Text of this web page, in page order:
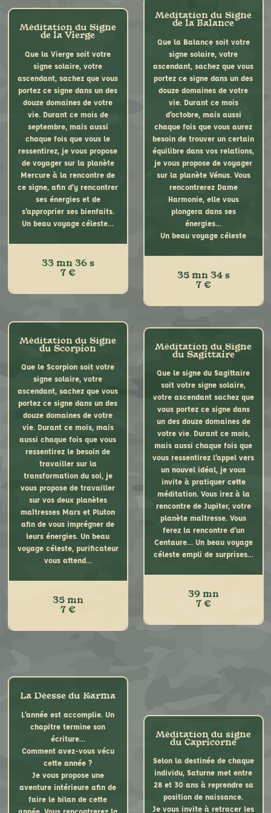
d’une quinzaine de pages
totalement personnalisé
mettant en lumière ses
qualités, ses faiblesses et
défis à relever.
Temps de la consultation :
1 h 30 (cabinet ou par
téléphone).
faiblesses, nos atouts ?
L’analyse permettra de
mettre en avant le conflit,
puis de transcender l’état de
crise afin que chacun puisse
avancer, et rayonner sa
propre lumière au sein du
couple.
Une étude du thème de
chacun sera établie puis un
fondu des deux thèmes.
Temps de la consultation :
2 heures.
THEME NUMEROLOGIQUE
Méditation du Signe
de la Vierge
Que la Vierge soit votre
signe solaire, votre
ascendant, sachez que vous
portez ce signe dans un des
douze domaines de votre
vie. Durant ce mois de
septembre, mais aussi
chaque fois que vous le
ressentirez, je vous propose
de voyager sur la planète
Mercure à la rencontre de
ce signe, afin d’y rencontrer
ses énergies et de
s’approprier ses bienfaits.
Un beau voyage céleste…
Que la Vierge soit votre
signe solaire, votre
ascendant, sachez que vous
portez ce signe dans un des
douze domaines de votre vie.
Durant ce mois de
septembre, mais aussi
chaque fois que vous le
ressentirez, je vous propose
de voyager sur la planète
Mercure à la rencontre de ce
signe, afin d’y rencontrer ses
ses bienfaits.
offrant de belles surprises…
33 mn 36 s
7 €
Méditation du Signe
de la Balance
Que la Balance soit votre
signe solaire, votre
ascendant, sachez que vous
portez ce signe dans un des
douze domaines de votre
vie. Durant ce mois
d’octobre, mais aussi
chaque fois que vous aurez
besoin de trouver un certain
équilibre dans vos relations,
je vous propose de voyager
sur la planète Vénus. Vous
rencontrerez Dame
Harmonie, elle vous
plongera dans ses
énergies…
Un beau voyage céleste
Que la Balance soit votre
signe solaire, votre
ascendant, sachez que vous
portez ce signe dans un des
douze domaines de votre vie.
Durant ce mois d’octobre,
mais aussi chaque fois que
relations, je vous propose de
voyager sur la planète Vénus.
35 mn 34 s
7 €
Méditation du Signe
du Scorpion
Que le Scorpion soit votre
signe solaire, votre
ascendant, sachez que vous
portez ce signe dans un des
douze domaines de votre
vie. Durant ce mois, mais
aussi chaque fois que vous
ressentirez le besoin de
travailler sur la
transformation du soi, je
vous propose de travailler
sur vos deux planètes
maîtresses Mars et Pluton
afin de vous imprégner de
leurs énergies. Un beau
voyage céleste, purificateur
vous attend…
Que le Scorpion soit votre
signe solaire, votre
35 mn
7 €
Méditation du Signe
du Sagittaire
Que le signe du Sagittaire
soit votre signe solaire,
votre ascendant sachez que
vous portez ce signe dans
un des douze domaines de
votre vie. Durant ce mois,
mais aussi chaque fois que
vous ressentirez l’appel vers
un nouvel idéal, je vous
invite à pratiquer cette
méditation. Vous irez à la
rencontre de Jupiter, votre
planète maîtresse. Vous
ferez la rencontre d’un
Centaure… Un beau voyage
céleste empli de surprises…
Que le signe du Sagittaire
soit votre signe solaire, votre
39 mn
7 €
La Déesse du Karma
L’année est accomplie. Un
chapitre termine son
écriture…
Comment avez-vous vécu
cette année ?
Je vous propose une
aventure intérieure afin de
faire le bilan de cette
année. Vous rencontrerez la
Méditation du signe
du Capricorne
Selon la destinée de chaque
individu, Saturne met entre
28 et 30 ans à reprendre sa
position de naissance.
Je vous invite à retracer les